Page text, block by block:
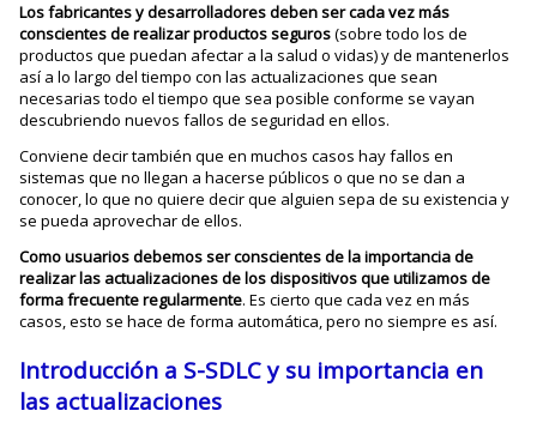
Los fabricantes y desarrolladores deben ser cada vez más
conscientes de realizar productos seguros(sobre todo los de
productos que puedan afectar a la salud o vidas) y de mantenerlos
así a lo largo del tiempo con las actualizaciones que sean
necesarias todo el tiempo que sea posible conforme se vayan
descubriendo nuevos fallos de seguridad en ellos.
Conviene decir también que en muchos casos hay fallos en
sistemas que no llegan a hacerse públicos o que no se dan a
conocer, lo que no quiere decir que alguien sepa de su existencia y
se pueda aprovechar de ellos.
Como usuarios debemos ser conscientes de la importancia de
realizar las actualizaciones de los dispositivos que utilizamos de
forma frecuente regularmente. Es cierto que cada vez en más
casos, esto se hace de forma automática, pero no siempre es así.
Introducción a S-SDLC y su importancia en
las actualizaciones